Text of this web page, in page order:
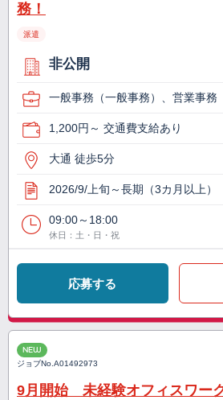
務！
派遣
非公開
一般事務（一般事務）、営業事務
1,200円～ 交通費支給あり
大通 徒歩5分
2026/9/上旬～長期（3カ月以上）
09:00～18:00
休日：土・日・祝
応募する
NEW
ジョブNo.A01492973
9月開始 未経験オフィスワー